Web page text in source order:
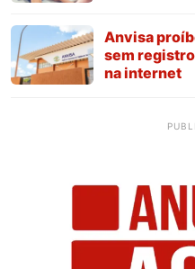
Anvisa
sem
na internet